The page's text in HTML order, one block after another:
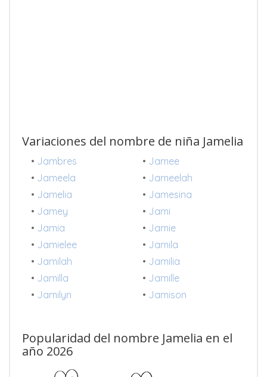
Variaciones del nombre de niña Jamelia
• Jambres • Jamee
• Jameela • Jameelah
• Jamelia • Jamesina
• Jamey • Jami
• Jamia • Jamie
• Jamielee • Jamila
• Jamilah • Jamilia
• Jamilla • Jamille
• Jamilyn • Jamison
Popularidad del nombre Jamelia en el
año 2026